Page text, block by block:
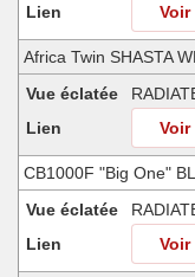
Lien
Voir
Africa Twin SHASTA
Vue éclatée
Lien
Voir
CB1000F "Big One"
Vue éclatée
Lien
Voir